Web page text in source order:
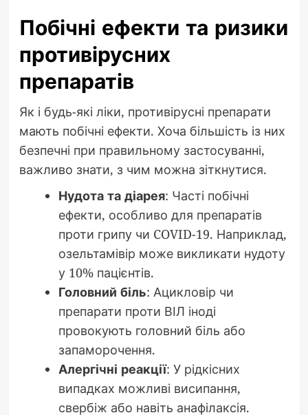
Побічні ефекти та ризики
противірусних
препаратів
Як і будь-які ліки, противірусні препарати
мають побічні ефекти. Хоча більшість із них
безпечні при правильному застосуванні,
важливо знати, з чим можна зіткнутися.
Нудота та діарея: Часті побічні
ефекти, особливо для препаратів
проти грипу чи COVID-19. Наприклад,
озельтамівір може викликати нудоту
у 10% пацієнтів.
Головний біль: Ацикловір чи
препарати проти ВІЛ іноді
провокують головний біль або
запаморочення.
Алергічні реакції: У рідкісних
випадках можливі висипання,
свербіж або навіть анафілаксія.